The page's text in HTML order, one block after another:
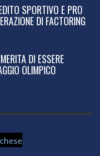
SPORTIVO E PRO
DI FACTORING
DI ESSERE
OLIMPICO